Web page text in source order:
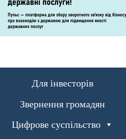
Для інвесторів
Звернення громадян
Цифрове суспільство